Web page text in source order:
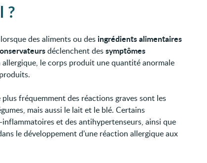
?
des aliments ou desingrédients alimentaires
déclenchent dessymptômes
allergique, le corps produit une quantité anormale
fréquemment des réactions graves sont les
mais aussi le lait et le blé. Certains
et des antihypertenseurs, ainsi que
le développement d'une réaction allergique aux